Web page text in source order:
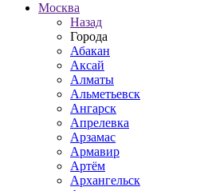
Москва
Назад
Города
Абакан
Аксай
Алматы
Альметьевск
Ангарск
Апрелевка
Арзамас
Армавир
Артём
Архангельск